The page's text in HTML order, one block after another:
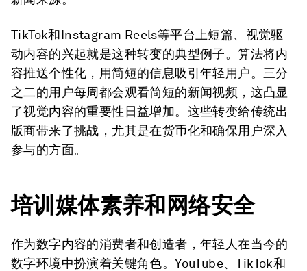
TikTok和Instagram Reels等平台上短篇、视觉驱
动内容的兴起就是这种转变的典型例子。算法将内
容推送个性化，用简短的信息吸引年轻用户。三分
之二的用户每周都会观看简短的新闻视频，这凸显
了视觉内容的重要性日益增加。这些转变给传统出
版商带来了挑战，尤其是在货币化和确保用户深入
参与的方面。
培训媒体素养和网络安全
作为数字内容的消费者和创造者，年轻人在当今的
数字环境中扮演着关键角色。YouTube、TikTok和